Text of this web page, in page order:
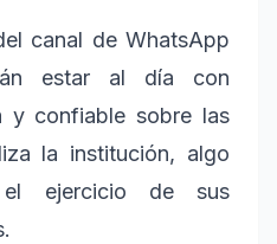
canal de WhatsApp
estar al día con
y confiable sobre las
la institución, algo
el ejercicio de sus